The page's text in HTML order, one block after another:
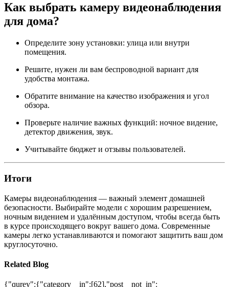
Как выбрать камеру видеонаблюдения
для дома?
Определите зону установки: улица или внутри
помещения.
Решите, нужен ли вам беспроводной вариант для
удобства монтажа.
Обратите внимание на качество изображения и угол
обзора.
Проверьте наличие важных функций: ночное видение,
детектор движения, звук.
Учитывайте бюджет и отзывы пользователей.
Итоги
Камеры видеонаблюдения — важный элемент домашней
безопасности. Выбирайте модели с хорошим разрешением,
ночным видением и удалённым доступом, чтобы всегда быть
в курсе происходящего вокруг вашего дома. Современные
камеры легко устанавливаются и помогают защитить ваш дом
круглосуточно.
Related Blog
{"qurey":{"category__in":[62],"post__not_in":